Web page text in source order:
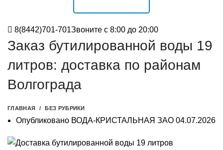
8(8442)701-701Звоните с 8:00 до 20:00
Заказ бутилированной воды 19
литров: доставка по районам
Волгограда
ГЛАВНАЯ БЕЗ РУБРИКИ
Опубликовано ВОДА-КРИСТАЛЬНАЯ ЗАО 04.07.2026